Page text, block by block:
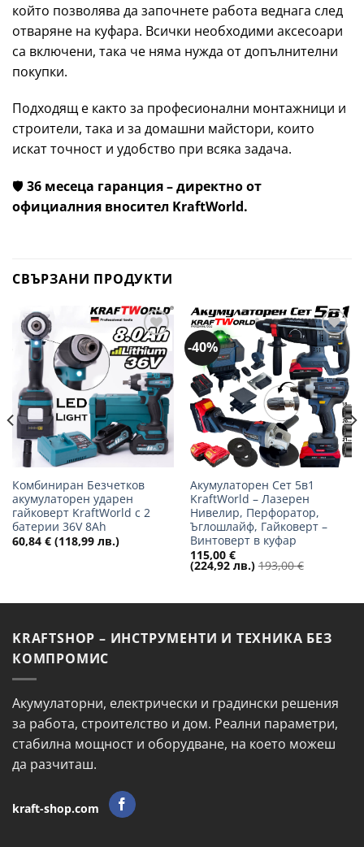
който позволява да започнете работа веднага след
отваряне на куфара. Всички необходими аксесоари
са включени, така че няма нужда от допълнителни
покупки.
Подходящ е както за професионални монтажници и
строители, така и за домашни майстори, които
искат точност и удобство при всяка задача.
🛡️ 36 месеца гаранция – директно от
официалния вносител KraftWorld.
СВЪРЗАНИ ПРОДУКТИ
Добави
в
желани
Комбиниран Безчетков
акумулаторен ударен
гайковерт KraftWorld с 2
батерии 36V 8Ah
60,84 € (118,99 лв.)
-40%
Добави
в
желани
Акумулаторен Сет 5в1
KraftWorld – Лазерен
Нивелир, Перфоратор,
Ъглошлайф, Гайковерт –
Винтоверт в куфар
115,00 €
(224,92 лв.) 193,00€
KRAFTSHOP – ИНСТРУМЕНТИ И ТЕХНИКА БЕЗ
КОМПРОМИС
Акумулаторни, електрически и градински решения
за работа, строителство и дом. Реални параметри,
стабилна мощност и оборудване, на което можеш
да разчиташ.
kraft-shop.com